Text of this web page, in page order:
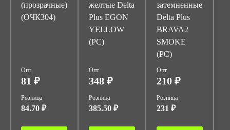
(прозрачные)
(ОЧК304)
Опт
81 ₽
Розница
84.70 ₽
желтые Delta
Plus EGON
YELLOW
(PC)
Опт
348 ₽
Розница
385.50 ₽
затемненные
Delta Plus
BRAVA2
SMOKE
(PC)
Опт
210 ₽
Розница
231 ₽